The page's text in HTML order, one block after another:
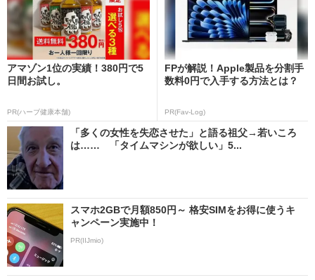
アマゾン1位の実績！380円で5
日間お試し。
PR(ハーブ健康本舗)
FPが解説！Apple製品を分割手
数料0円で入手する方法とは？
PR(Fav-Log)
「多くの女性を失恋させた」と語る祖父→若いころ
は…… 「タイムマシンが欲しい」5...
スマホ2GBで月額850円～ 格安SIMをお得に使うキ
ャンペーン実施中！
PR(IIJmio)